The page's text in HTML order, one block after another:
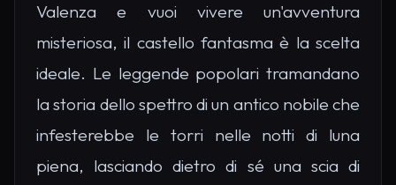
Valenza e vuoi vivere un'avventura
misteriosa, il castello fantasma è la scelta
ideale. Le leggende popolari tramandano
la storia dello spettro di un antico nobile che
infesterebbe le torri nelle notti di luna
piena, lasciando dietro di sé una scia di